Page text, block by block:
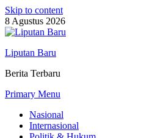
Skip to content
8 Agustus 2026
Liputan Baru
Berita Terbaru
Primary Menu
Nasional
Internasional